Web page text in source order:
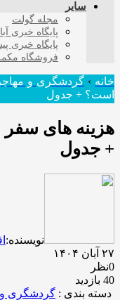
سایر
مجله گولت
پایگاه خبری
پایگاه خبری
فروشگاه
خانه ›گردشگری و
است؟ + جدول
هزینه های سفر
+ جدول
نویسنده:
۲۷ آبان ۱۴۰۴
0نظر
40 بازدید
دسته بندی : گردشگری